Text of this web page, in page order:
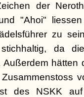
der
"Ahoi"
zu
da
hätten
des NSKK